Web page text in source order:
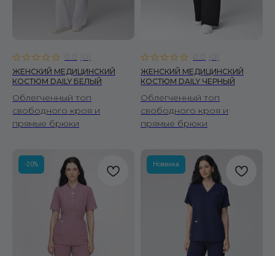
ЖЕНСКИЙ МЕДИЦИНСКИЙ
КОСТЮМ DAILY БЕЛЫЙ
Облегченный топ
свободного кроя и
прямые брюки
ЖЕНСКИЙ МЕДИЦИНСКИЙ
КОСТЮМ DAILY ЧЕРНЫЙ
Облегченный топ
свободного кроя и
прямые брюки
-20% Новинка